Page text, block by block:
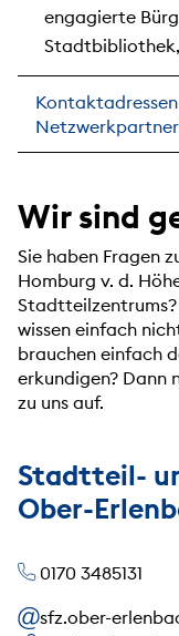
engagierte
Wir sind
Sie haben Fragen
Homburg v. d.
wissen einfach
brauchen einfach
erkundigen? Dann
zu uns auf.
Stadtteil-
Ober-
0170 3485131
sfz.ober-